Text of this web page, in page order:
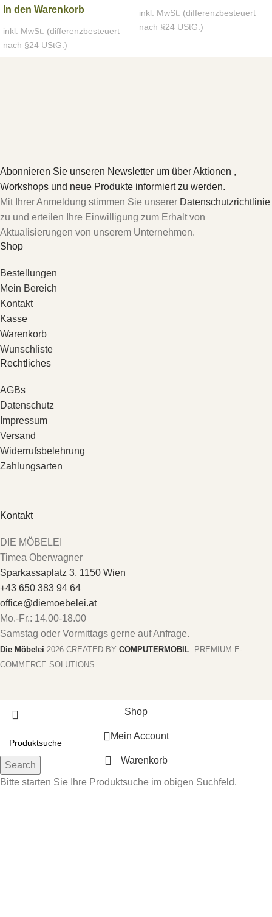
In den Warenkorb
inkl. MwSt. (differenzbesteuert
nach §24 UStG.)
inkl. MwSt. (differenzbesteuert
nach §24 UStG.)
Abonnieren Sie unseren Newsletter um über Aktionen ,
Workshops und neue Produkte informiert zu werden.
Mit Ihrer Anmeldung stimmen Sie unserer Datenschutzrichtlinie
zu und erteilen Ihre Einwilligung zum Erhalt von
Aktualisierungen von unserem Unternehmen.
Shop
Bestellungen
Mein Bereich
Kontakt
Kasse
Warenkorb
Wunschliste
Rechtliches
AGBs
Datenschutz
Impressum
Versand
Widerrufsbelehrung
Zahlungsarten
Kontakt
DIE MÖBELEI
Timea Oberwagner
Sparkassaplatz 3, 1150 Wien
+43 650 383 94 64
office@diemoebelei.at
Mo.-Fr.: 14.00-18.00
Samstag oder Vormittags gerne auf Anfrage.
Die Möbelei 2026 CREATED BY COMPUTERMOBIL . PREMIUM E-
COMMERCE SOLUTIONS.
Search
Bitte starten Sie Ihre Produktsuche im obigen Suchfeld.
Shop
Mein Account
Warenkorb